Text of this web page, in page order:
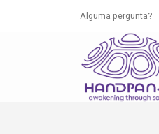
Alguma pergunta?